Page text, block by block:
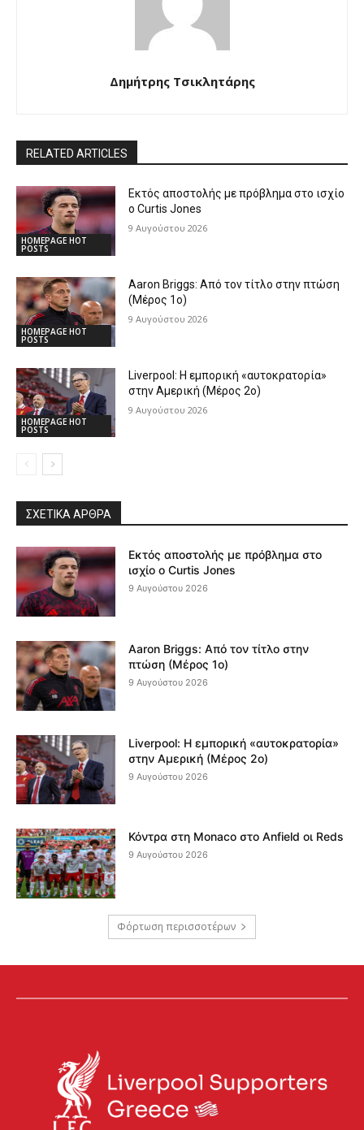
Δημήτρης Τσικλητάρης
RELATED ARTICLES
HOMEPAGE HOT
POSTS
Εκτός αποστολής με πρόβλημα στο ισχίο
ο Curtis Jones
9 Αυγούστου 2026
HOMEPAGE HOT
POSTS
Aaron Briggs: Από τον τίτλο στην πτώση
(Μέρος 1ο)
9 Αυγούστου 2026
HOMEPAGE HOT
POSTS
Liverpool: Η εμπορική «αυτοκρατορία»
στην Αμερική (Μέρος 2ο)
9 Αυγούστου 2026
ΣΧΕΤΙΚΆ ΆΡΘΡΑ
Εκτός αποστολής με πρόβλημα στο
ισχίο ο Curtis Jones
9 Αυγούστου 2026
Aaron Briggs: Από τον τίτλο στην
πτώση (Μέρος 1ο)
9 Αυγούστου 2026
Liverpool: Η εμπορική «αυτοκρατορία»
στην Αμερική (Μέρος 2ο)
9 Αυγούστου 2026
Κόντρα στη Monaco στο Anfield οι Reds
9 Αυγούστου 2026
Φόρτωση περισσοτέρων